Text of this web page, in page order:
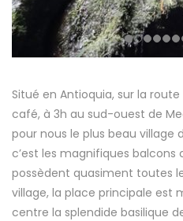
Situé en Antioquia, sur la
café, à 3h au sud-ouest de
pour nous le plus beau village
c’est les magnifiques
possèdent quasiment toutes
village, la place principale est
centre la splendide basilique